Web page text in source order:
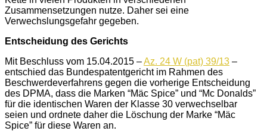
Zusammensetzungen nutze. Daher sei eine
Verwechslungsgefahr gegeben.
Entscheidung des Gerichts
Mit Beschluss vom 15.04.2015 –Az. 24 W (pat) 39/13 –
entschied das Bundespatentgericht im Rahmen des
Beschwerdeverfahrens gegen die vorherige Entscheidung
des DPMA, dass die Marken “Mäc Spice” und “Mc Donalds”
für die identischen Waren der Klasse 30 verwechselbar
seien und ordnete daher die Löschung der Marke “Mäc
Spice” für diese Waren an.